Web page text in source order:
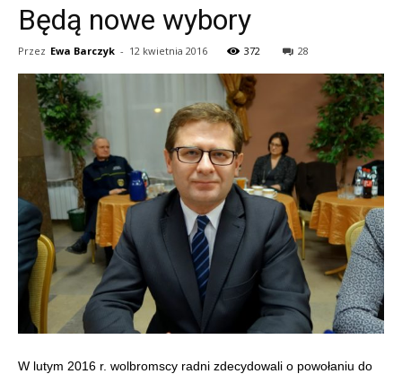
Będą nowe wybory
Przez Ewa Barczyk - 12 kwietnia 2016 372 28
W lutym 2016 r. wolbromscy radni zdecydowali o powołaniu do